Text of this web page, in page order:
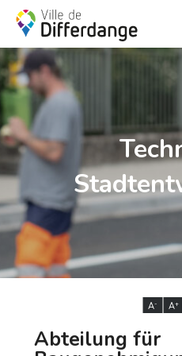
A- A+
Abteilung für